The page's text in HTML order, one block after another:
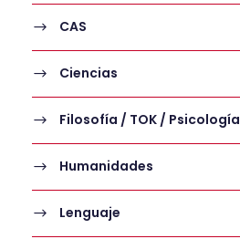
CAS
Ciencias
Filosofía / TOK / Psicología
Humanidades
Lenguaje